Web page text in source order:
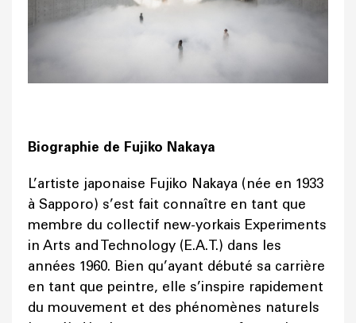
Biographie de Fujiko Nakaya
L’artiste japonaise Fujiko Nakaya (née en 1933
à Sapporo) s’est fait connaître en tant que
membre du collectif new-yorkais Experiments
in Arts and Technology (E.A.T.) dans les
années 1960. Bien qu’ayant débuté sa carrière
en tant que peintre, elle s’inspire rapidement
du mouvement et des phénomènes naturels